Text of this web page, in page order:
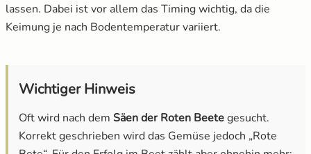
lassen. Dabei ist vor allem das Timing wichtig, da die
Keimung je nach Bodentemperatur variiert.
Wichtiger Hinweis
Oft wird nach dem Säen der Roten Beetegesucht.
Korrekt geschrieben wird das Gemüse jedoch „Rote
Pastinake
Radieschen
Rosenkohl